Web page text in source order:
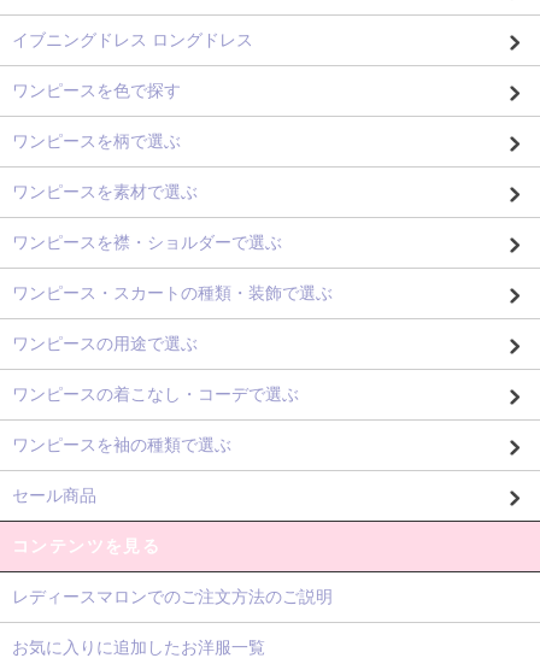
イブニングドレス ロングドレス
ワンピースを色で探す
ワンピースを柄で選ぶ
ワンピースを素材で選ぶ
ワンピースを襟・ショルダーで選ぶ
ワンピース・スカートの種類・装飾で選ぶ
ワンピースの用途で選ぶ
ワンピースの着こなし・コーデで選ぶ
ワンピースを袖の種類で選ぶ
セール商品
コンテンツを見る
レディースマロンでのご注文方法のご説明
お気に入りに追加したお洋服一覧